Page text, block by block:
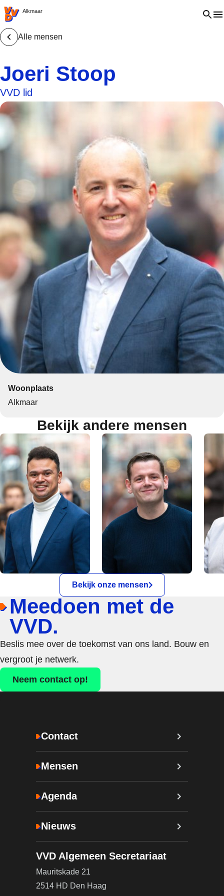
VVD.nl - Ga naar de homepage
Alkmaar Open
Alle mensen
Joeri Stoop
VVD lid
Woonplaats
Alkmaar
Bekijk andere mensen
Bekijk onze mensen
Meedoen met de
VVD.
Beslis mee over de toekomst van ons land. Bouw en
vergroot je netwerk.
Neem contact op!
Contact
Mensen
Agenda
Nieuws
VVD Algemeen Secretariaat
Mauritskade 21
2514 HD Den Haag